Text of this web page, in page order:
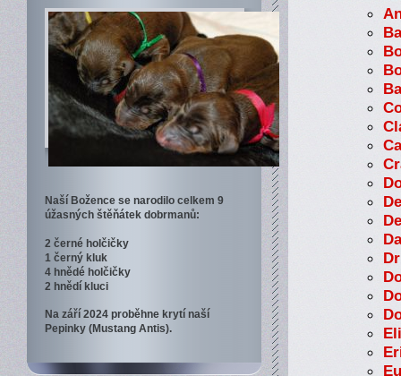
Naší Božence se narodilo celkem 9
úžasných štěňátek dobrmanů:
2 černé holčičky
1 černý kluk
4 hnědé holčičky
2 hnědí kluci
Na září 2024 proběhne krytí naší
Pepinky (Mustang Antis).